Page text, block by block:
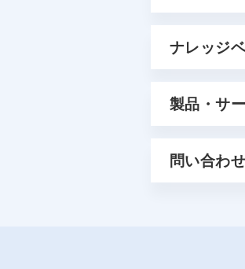
ナレッジ
製品・サ
問い合わ